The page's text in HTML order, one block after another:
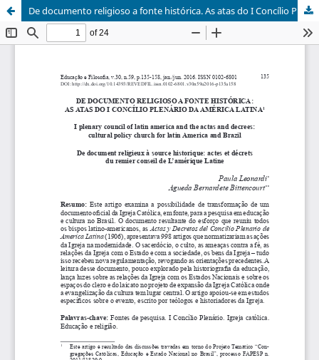
De documento religioso a fonte histórica. As atas do I Concílio Plenário da América Latina